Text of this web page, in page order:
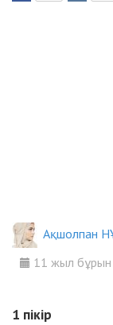
Ақшолпан
11 жыл бұрын
1 пікір